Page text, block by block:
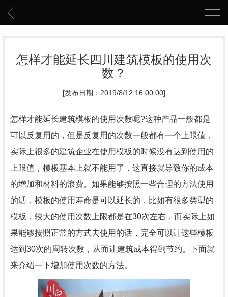
怎样才能延长四川建筑模板的使用次
数？
[发布日期：2019/8/12 16:00:00]
怎样才能延长建筑模板的使用次数呢?这种产品一般都是
可以反复用的，但是反复用的次数一般都有一个上限值，
实际上很多的建筑企业在使用模板的时候没有达到使用的
上限值，模板基本上就不能用了，这直接就导致你的成本
的增加和材料的浪费。如果能够按照一些合理的方法使用
的话，模板的使用寿命是可以延长的，比如有很多类型的
模板，较大的使用次数上限都是在30次左右，而实际上如
果能够按照正常的方式去使用的话，完全可以让这些模板
达到30次的周转次数，从而让建筑成本得到节约。下面就
来介绍一下增加使用次数的方法。